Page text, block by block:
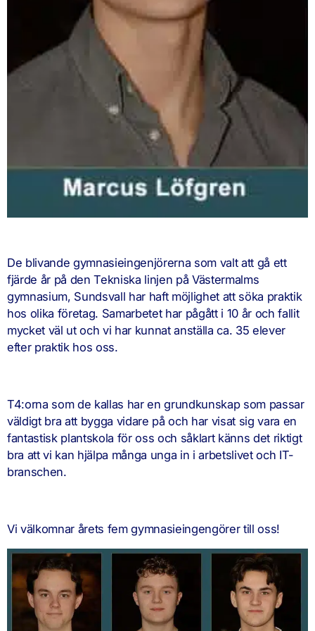
De blivande gymnasieingenjörerna som valt att gå ett
fjärde år på den Tekniska linjen på Västermalms
gymnasium, Sundsvall har haft möjlighet att söka praktik
hos olika företag. Samarbetet har pågått i 10 år och fallit
mycket väl ut och vi har kunnat anställa ca. 35 elever
efter praktik hos oss.
T4:orna som de kallas har en grundkunskap som passar
väldigt bra att bygga vidare på och har visat sig vara en
fantastisk plantskola för oss och såklart känns det riktigt
bra att vi kan hjälpa många unga in i arbetslivet och IT-
branschen.
Vi välkomnar årets fem gymnasieingengörer till oss!